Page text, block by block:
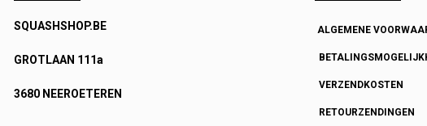
SQUASHSHOP.BE
GROTLAAN 111a
3680 NEEROETEREN
ALGEMENE
VERZENDKOSTEN
RETOURZENDINGEN